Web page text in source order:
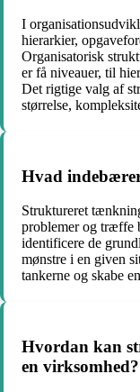
I
hierarkier,
Organisatorisk
er få niveauer, til
Det rigtige valg af
størrelse,
Hvad
Struktureret
problemer og træffe
identificere de
mønstre i en given
tankerne og skabe
Hvordan kan
en virksomhed?